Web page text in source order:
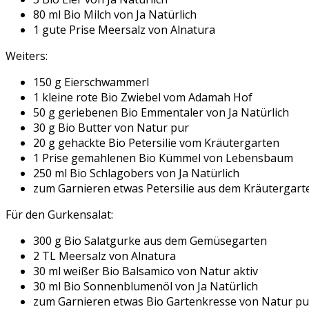
80 ml Bio Milch von Ja Natürlich
1 gute Prise Meersalz von Alnatura
Weiters:
150 g Eierschwammerl
1 kleine rote Bio Zwiebel vom Adamah Hof
50 g geriebenen Bio Emmentaler von Ja Natürlich
30 g Bio Butter von Natur pur
20 g gehackte Bio Petersilie vom Kräutergarten
1 Prise gemahlenen Bio Kümmel von Lebensbaum
250 ml Bio Schlagobers von Ja Natürlich
zum Garnieren etwas Petersilie aus dem
Für den Gurkensalat:
300 g Bio Salatgurke aus dem Gemüsegarten
2 TL Meersalz von Alnatura
30 ml weißer Bio Balsamico von Natur aktiv
30 ml Bio Sonnenblumenöl von Ja Natürlich
zum Garnieren etwas Bio Gartenkresse von Natur